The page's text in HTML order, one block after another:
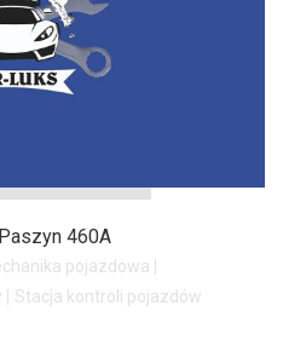
460A
pojazdowa
Stacja kontroli pojazdów